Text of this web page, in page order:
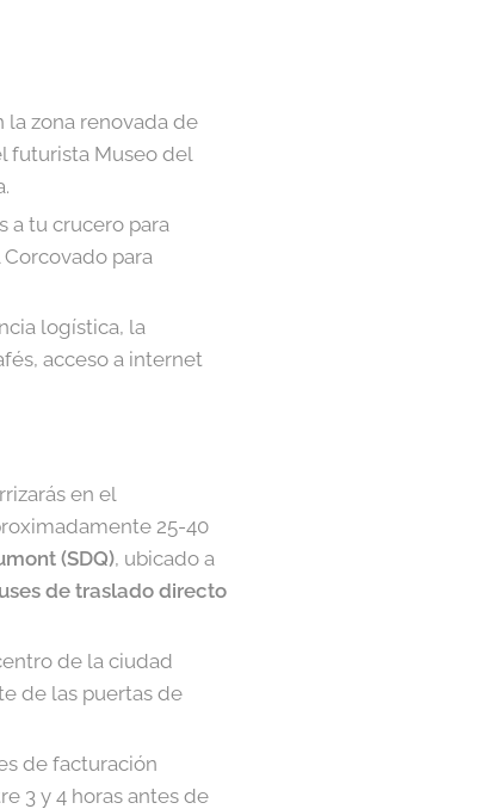
la zona renovada de
futurista Museo del
a tu crucero para
para
logística, la
acceso a internet
en el
25-40
(SDQ), ubicado a
de traslado directo
de la ciudad
de las puertas de
de facturación
3 y 4 horas antes de